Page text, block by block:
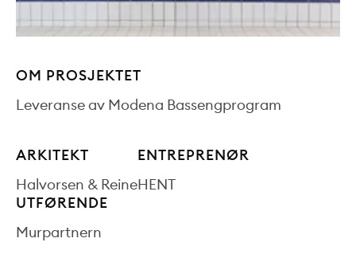
OM PROSJEKTET
Leveranse av Modena Bassengprogram
ARKITEKT
Halvorsen & Reine
ENTREPRENØR
HENT
UTFØRENDE
Murpartnern